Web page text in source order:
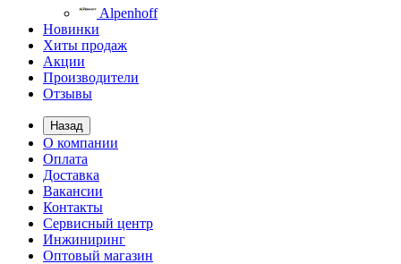
Alpenhoff
Новинки
Хиты продаж
Акции
Производители
Отзывы
Назад
О компании
Оплата
Доставка
Вакансии
Контакты
Сервисный центр
Инжиниринг
Оптовый магазин